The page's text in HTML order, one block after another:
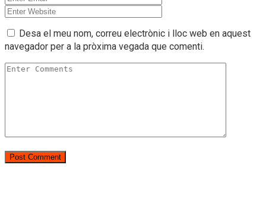
Desa el meu nom, correu electrònic i lloc web en aquest
navegador per a la pròxima vegada que comenti.